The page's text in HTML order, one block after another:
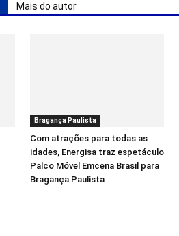
Mais do autor
Bragança Paulista
Com atrações para todas as
idades, Energisa traz espetáculo
Palco Móvel Emcena Brasil para
Bragança Paulista